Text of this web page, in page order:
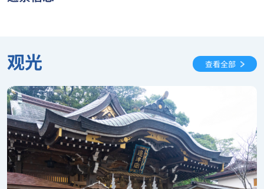
观光 查看全部